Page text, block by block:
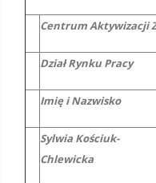
Centrum Aktywizacji
Dział Rynku Pracy
Imię i Nazwisko
Sylwia Kościuk-
Chlewicka